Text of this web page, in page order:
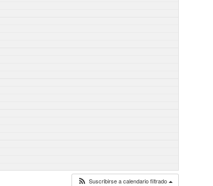
Suscribirse a calendario filtrado